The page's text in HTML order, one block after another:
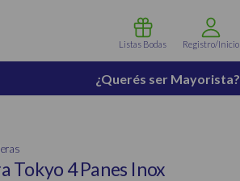
Listas Bodas Registro/Inicio
¿Querés ser Mayorista?
Tokyo 4 Panes Inox